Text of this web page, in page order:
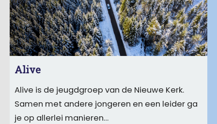
Alive
Alive is de jeugdgroep van de Nieuwe Kerk.
Samen met andere jongeren en een leider ga
je op allerlei manieren…